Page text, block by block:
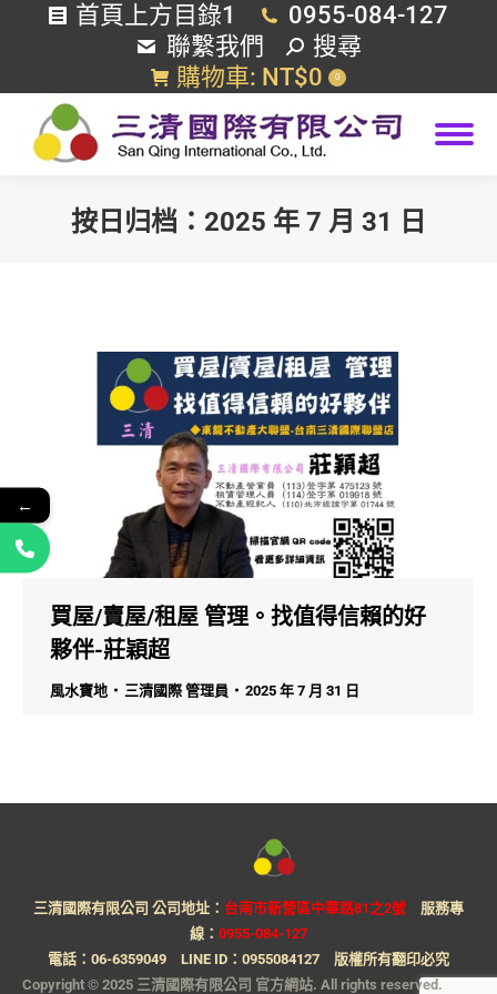
首頁上方目錄1
0955-084-127
聯繫我們
搜
索
搜尋
購物車: NT$0 0
按日归档： 2025 年 7 月 31 日
買屋/賣屋/租屋 管理。找值得信賴的好
夥伴-莊穎超
風水寶地 三清國際 管理員 2025 年 7 月 31 日
三清國際有限公司 公司地址： 台南市新營區中華路81之2號 服務專
線： 0955-084-127
電話： 06-6359049 LINE ID： 0955084127 版權所有翻印必究
Copyright © 2025 三清國際有限公司 官方網站. All rights reserved.
←